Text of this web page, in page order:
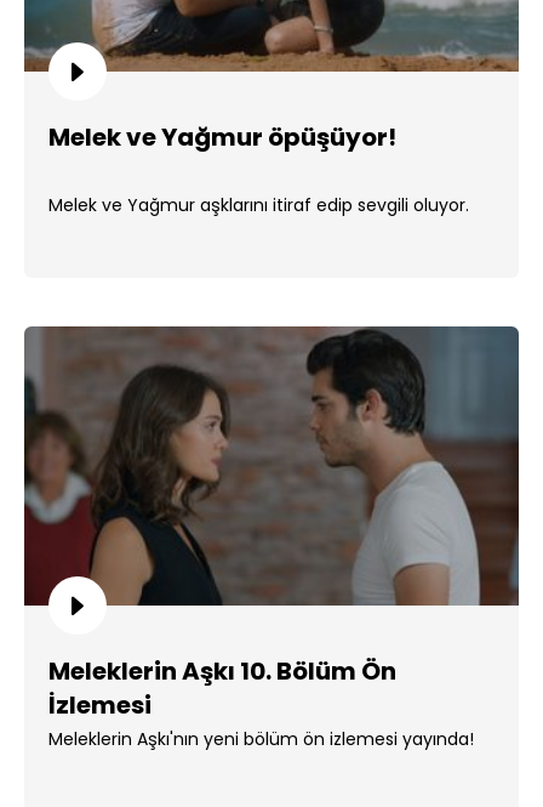
Melek ve Yağmur öpüşüyor!
Melek ve Yağmur aşklarını itiraf edip sevgili oluyor.
Meleklerin Aşkı 10. Bölüm Ön
İzlemesi
Meleklerin Aşkı'nın yeni bölüm ön izlemesi yayında!